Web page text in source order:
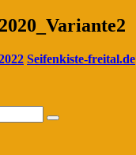
Seifenkiste-freital.de